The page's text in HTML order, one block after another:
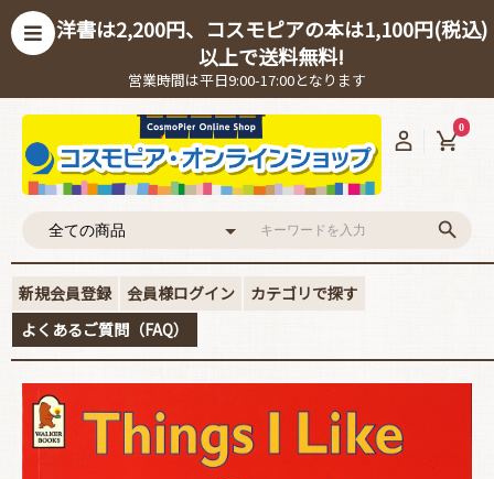
洋書は2,200円、コスモピアの本は1,100円(税込)
以上で送料無料!
営業時間は平日9:00-17:00となります
0
新規会員登録 会員様ログイン
カテゴリで探す
よくあるご質問（FAQ）